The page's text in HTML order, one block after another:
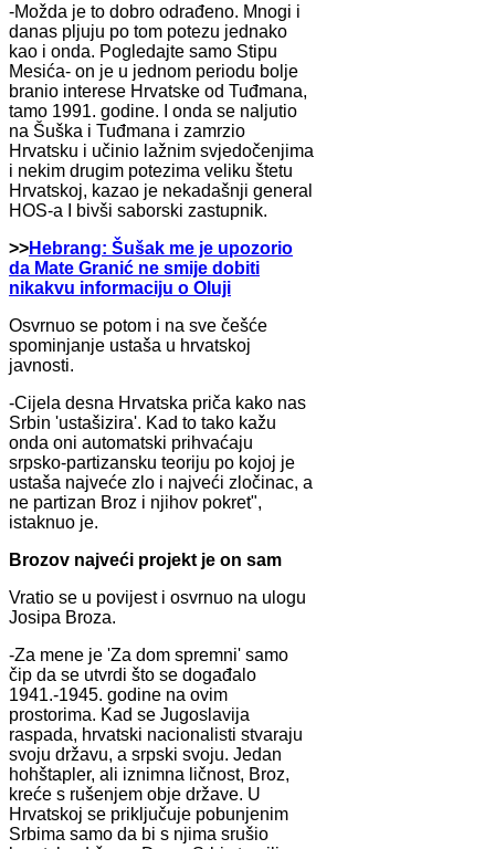
-Možda je to dobro odrađeno. Mnogi i
danas pljuju po tom potezu jednako
kao i onda. Pogledajte samo Stipu
Mesića- on je u jednom periodu bolje
branio interese Hrvatske od Tuđmana,
tamo 1991. godine. I onda se naljutio
na Šuška i Tuđmana i zamrzio
Hrvatsku i učinio lažnim svjedočenjima
i nekim drugim potezima veliku štetu
Hrvatskoj, kazao je nekadašnji general
HOS-a I bivši saborski zastupnik.
>>Hebrang: Šušak me je upozorio
da Mate Granić ne smije dobiti
nikakvu informaciju o Oluji
Osvrnuo se potom i na sve češće
spominjanje ustaša u hrvatskoj
javnosti.
-Cijela desna Hrvatska priča kako nas
Srbin 'ustašizira'. Kad to tako kažu
onda oni automatski prihvaćaju
srpsko-partizansku teoriju po kojoj je
ustaša najveće zlo i najveći zločinac, a
ne partizan Broz i njihov pokret",
istaknuo je.
Brozov najveći projekt je on sam
Vratio se u povijest i osvrnuo na ulogu
Josipa Broza.
-Za mene je 'Za dom spremni' samo
čip da se utvrdi što se događalo
1941.-1945. godine na ovim
prostorima. Kad se Jugoslavija
raspada, hrvatski nacionalisti stvaraju
svoju državu, a srpski svoju. Jedan
hohštapler, ali iznimna ličnost, Broz,
kreće s rušenjem obje države. U
Hrvatskoj se priključuje pobunjenim
Srbima samo da bi s njima srušio